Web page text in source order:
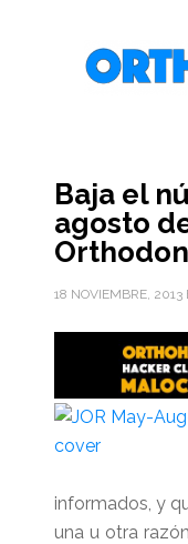
Baja el
agosto
18 NOVIEMBRE, 2013
informados, y
una u otra